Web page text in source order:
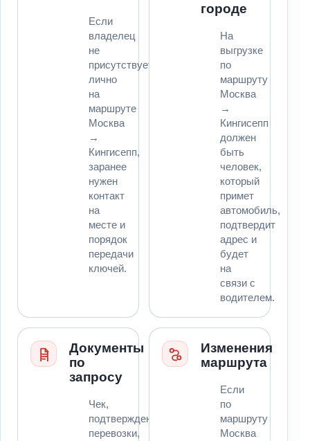
Если
владелец
не
присутствует
лично
на
маршруте
Москва
→
Кингисепп,
заранее
нужен
контакт
на
месте и
порядок
передачи
ключей.
городе
На
выгрузке
по
маршруту
Москва
→
Кингисепп
должен
быть
человек,
который
примет
автомобиль,
подтвердит
адрес и
будет
на
связи с
водителем.
Документы
по
запросу
Чек,
подтверждение
перевозки,
Изменения
маршрута
Если
по
маршруту
Москва